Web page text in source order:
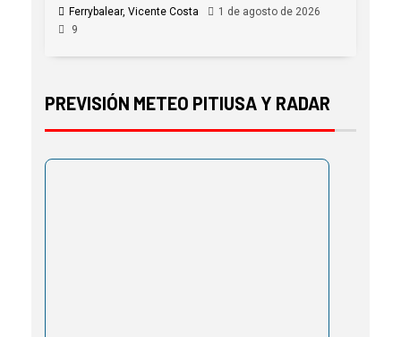
Ferrybalear, Vicente Costa
1 de agosto de 2026
9
PREVISIÓN METEO PITIUSA Y RADAR